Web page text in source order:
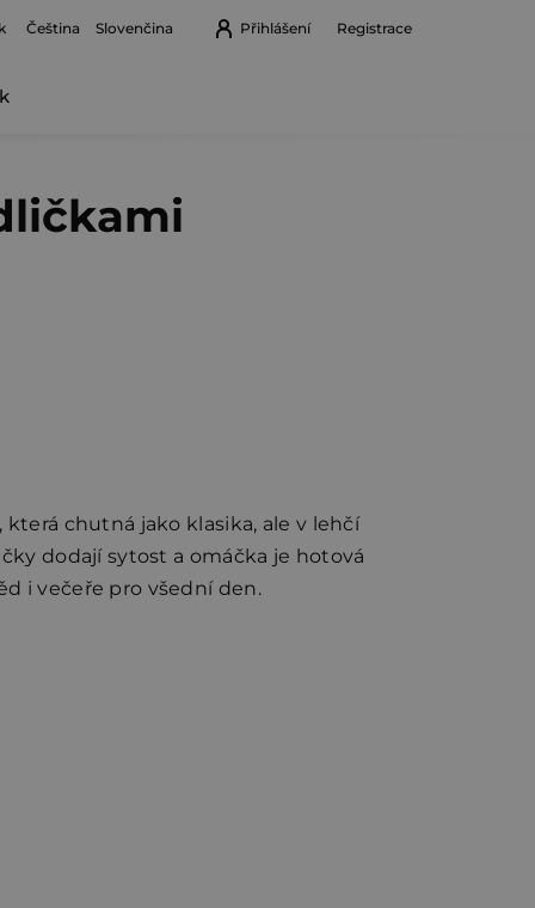
Čeština Slovenčina Přihlášení Registrace
Nákupní
chutná jako klasika, ale v lehčí
dodají sytost a omáčka je hotová
i večeře pro všední den.